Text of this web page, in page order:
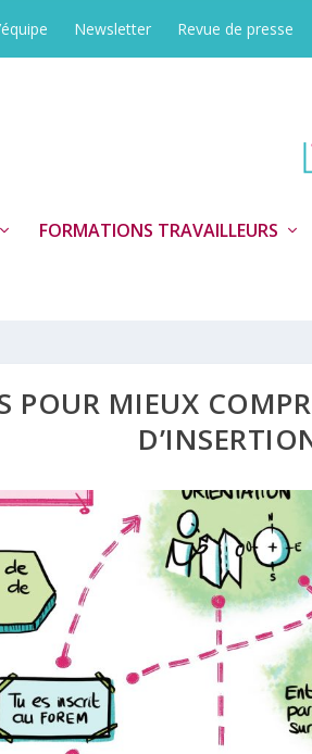
Newsletter Revue de presse
FORMATIONS TRAVAILLEURS
POUR MIEUX